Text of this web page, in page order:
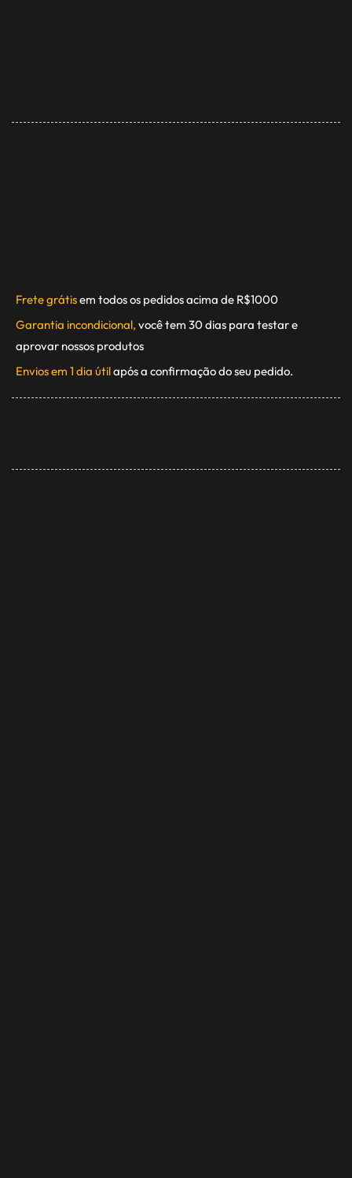
Frete grátisem todos os pedidos acima de R$1000
Garantia incondicional, você tem 30 dias para testar e
aprovar nossos produtos
Envios em 1 dia útilapós a confirmação do seu pedido.